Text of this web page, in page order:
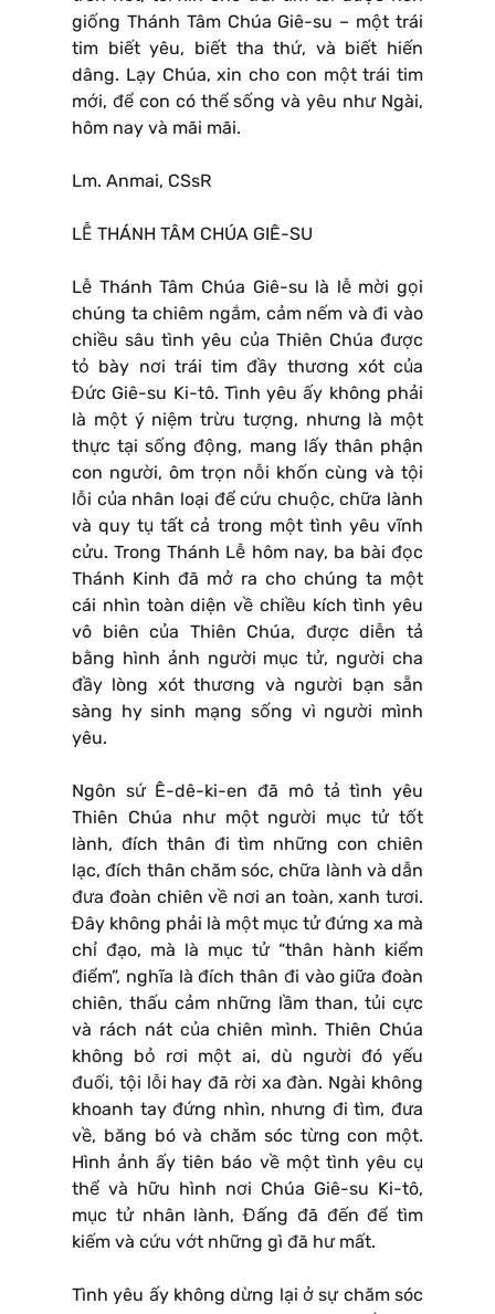
giống Thánh Tâm Chúa Giê-su – một trái
tim biết yêu, biết tha thứ, và biết hiến
dâng. Lạy Chúa, xin cho con một trái tim
mới, để con có thể sống và yêu như Ngài,
hôm nay và mãi mãi.
Lm. Anmai, CSsR
LỄ THÁNH TÂM CHÚA GIÊ-SU
Lễ Thánh Tâm Chúa Giê-su là lễ mời gọi
chúng ta chiêm ngắm, cảm nếm và đi vào
chiều sâu tình yêu của Thiên Chúa được
tỏ bày nơi trái tim đầy thương xót của
Đức Giê-su Ki-tô. Tình yêu ấy không phải
là một ý niệm trừu tượng, nhưng là một
thực tại sống động, mang lấy thân phận
con người, ôm trọn nỗi khốn cùng và tội
lỗi của nhân loại để cứu chuộc, chữa lành
và quy tụ tất cả trong một tình yêu vĩnh
cửu. Trong Thánh Lễ hôm nay, ba bài đọc
Thánh Kinh đã mở ra cho chúng ta một
cái nhìn toàn diện về chiều kích tình yêu
vô biên của Thiên Chúa, được diễn tả
bằng hình ảnh người mục tử, người cha
đầy lòng xót thương và người bạn sẵn
sàng hy sinh mạng sống vì người mình
yêu.
Ngôn sứ Ê-dê-ki-en đã mô tả tình yêu
Thiên Chúa như một người mục tử tốt
lành, đích thân đi tìm những con chiên
lạc, đích thân chăm sóc, chữa lành và dẫn
đưa đoàn chiên về nơi an toàn, xanh tươi.
Đây không phải là một mục tử đứng xa mà
chỉ đạo, mà là mục tử “thân hành kiểm
điểm”, nghĩa là đích thân đi vào giữa đoàn
chiên, thấu cảm những lầm than, tủi cực
và rách nát của chiên mình. Thiên Chúa
không bỏ rơi một ai, dù người đó yếu
đuối, tội lỗi hay đã rời xa đàn. Ngài không
khoanh tay đứng nhìn, nhưng đi tìm, đưa
về, băng bó và chăm sóc từng con một.
Hình ảnh ấy tiên báo về một tình yêu cụ
thể và hữu hình nơi Chúa Giê-su Ki-tô,
mục tử nhân lành, Đấng đã đến để tìm
kiếm và cứu vớt những gì đã hư mất.
Tình yêu ấy không dừng lại ở sự chăm sóc